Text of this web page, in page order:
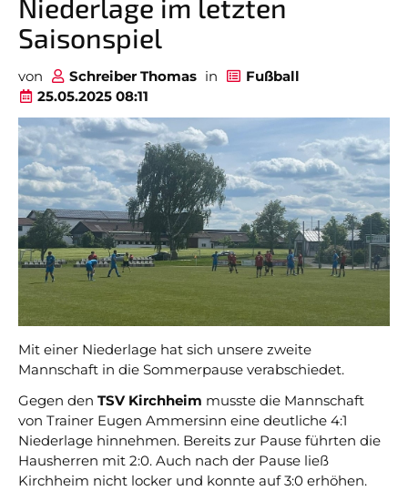
Niederlage im letzten
Saisonspiel
von Schreiber Thomas in
Fußball
25.05.2025 08:11
Mit einer Niederlage hat sich unsere zweite
Mannschaft in die Sommerpause verabschiedet.
Gegen den TSV Kirchheim musste die Mannschaft
von Trainer Eugen Ammersinn eine deutliche 4:1
Niederlage hinnehmen. Bereits zur Pause führten die
Hausherren mit 2:0. Auch nach der Pause ließ
Kirchheim nicht locker und konnte auf 3:0 erhöhen.
News
Termine
Sponsoring
Stadionzeitung
Facebook Fanpage
Youtube Kanal
Instagram
SVO 3
JUGEND 14-19 JAHRE
A Jugend
B Mädchen
JUGEND 7-13 JAHRE
D1 Jugend
D2 Jugend